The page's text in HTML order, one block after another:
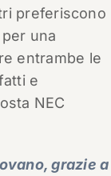
preferiscono
una
entrambe le
e
NEC
grazie a